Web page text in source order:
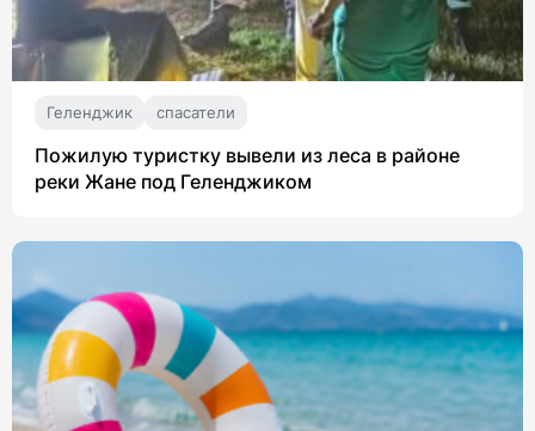
Геленджик спасатели
Пожилую туристку вывели из леса в районе
реки Жане под Геленджиком